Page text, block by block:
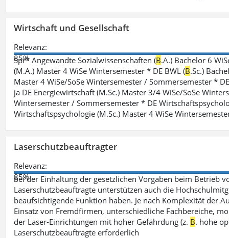
Wirtschaft und Gesellschaft
Relevanz:
85%
Spr* Angewandte Sozialwissenschaften (B.A.) Bachelor 6
(M.A.) Master 4 WiSe Wintersemester * DE BWL (B.Sc.)
Master 4 WiSe/SoSe Wintersemester / Sommersemester *
ja DE Energiewirtschaft (M.Sc.) Master 3/4 WiSe/SoSe
Wintersemester / Sommersemester * DE
Wirtschaftspsychologie (M.Sc.) Master 4 WiSe
Laserschutzbeauftragter
Relevanz:
85%
bei der Einhaltung der gesetzlichen Vorgaben beim Betrieb
Laserschutzbeauftragte unterstützen auch die
beaufsichtigende Funktion haben. Je nach Komplexität der
Einsatz von Fremdfirmen, unterschiedliche Fachbereiche,
der Laser-Einrichtungen mit hoher Gefährdung (z. B. hohe
Laserschutzbeauftragte erforderlich